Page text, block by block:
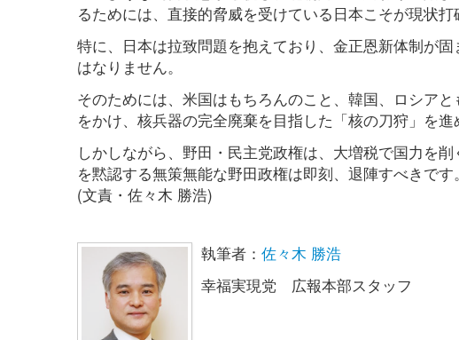
るためには、直接的脅威を受けている日本こそが現状打
特に、日本は拉致問題を抱えており、金正恩新体制が
はなりません。
そのためには、米国はもちろんのこと、韓国、ロシア
をかけ、核兵器の完全廃棄を目指した「核の刀狩」を
しかしながら、野田・民主党政権は、大増税で国力を
を黙認する無策無能な野田政権は即刻、退陣すべきです。
(文責・佐々木 勝浩)
執筆者： 佐々木 勝浩
幸福実現党 広報本部スタッフ